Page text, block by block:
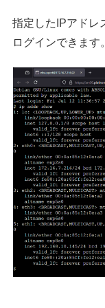
指定したIPアドレ
ログインできます。